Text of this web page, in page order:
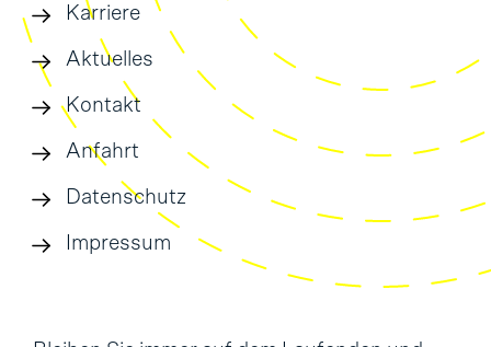
Karriere
Aktuelles
Kontakt
Anfahrt
Datenschutz
Impressum